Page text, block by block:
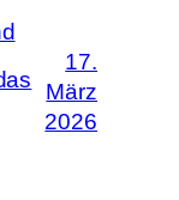
17.
März
2026